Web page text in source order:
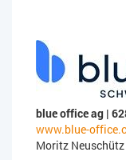
blue office ag |
www.blue-
Moritz Neuschütz